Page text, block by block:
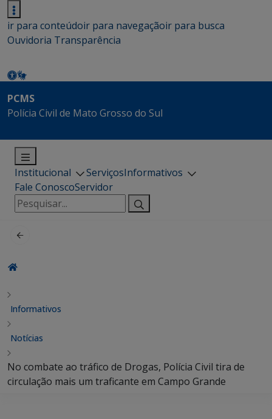
ir para conteúdoir para navegaçãoir para busca
Ouvidoria Transparência
PCMS
Polícia Civil de Mato Grosso do Sul
Institucional ServiçosInformativos
Fale ConoscoServidor
Pesquisar
por:
Informativos
Notícias
No combate ao tráfico de Drogas, Polícia Civil tira de
circulação mais um traficante em Campo Grande